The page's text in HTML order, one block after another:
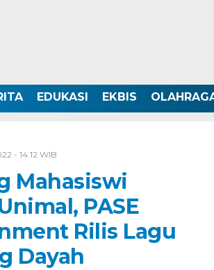
EDUKASI EKBIS
- 14:12 WIB
Mahasiswi
PASE
Rilis Lagu
Dayah